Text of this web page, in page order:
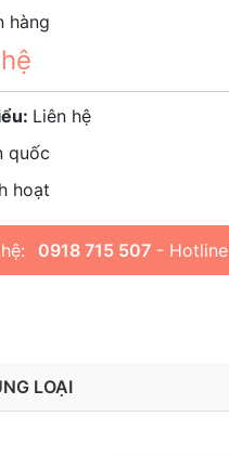
hàng
Liên hệ
quốc
hoạt
0918 715 507- Hotline
LOẠI